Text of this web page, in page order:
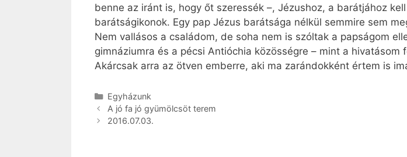
benne az iránt is, hogy őt szeressék –, Jézushoz, a barátjához
barátságikonok. Egy pap Jézus barátsága nélkül semmire sem
Nem vallásos a családom, de soha nem is szóltak a papságom
gimnáziumra és a pécsi Antióchia közösségre – mint a
Akárcsak arra az ötven emberre, aki ma zarándokként értem is
Kategória
Egyházunk
A jó fa jó gyümölcsöt terem
2016.07.03.